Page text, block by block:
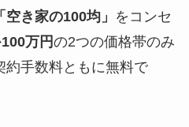
「空き家の100均」 をコンセ
100万円の2つの価格帯のみ
約手数料ともに無料で